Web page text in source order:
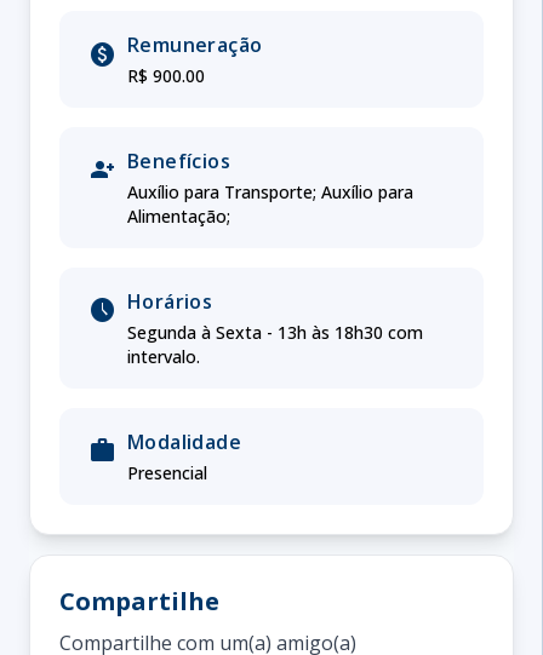
paid Remuneração
R$ 900.00
person_add Benefícios
Auxílio para Transporte; Auxílio para
Alimentação;
schedule Horários
Segunda à Sexta - 13h às 18h30 com
intervalo.
work Modalidade
Presencial
Compartilhe
Compartilhe com um(a) amigo(a)